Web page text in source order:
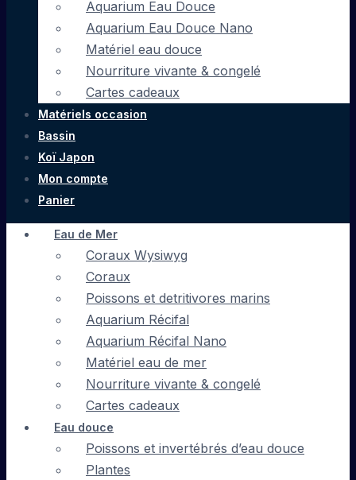
Aquarium Eau Douce
Aquarium Eau Douce Nano
Matériel eau douce
Nourriture vivante & congelé
Cartes cadeaux
Matériels occasion
Bassin
Koï Japon
Mon compte
Panier
Eau de Mer
Coraux Wysiwyg
Coraux
Poissons et detritivores marins
Aquarium Récifal
Aquarium Récifal Nano
Matériel eau de mer
Nourriture vivante & congelé
Cartes cadeaux
Eau douce
Poissons et invertébrés d’eau douce
Plantes